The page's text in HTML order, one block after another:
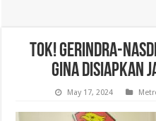
Tok! Gerindra-
Gina Disiapkan
May 17, 2024